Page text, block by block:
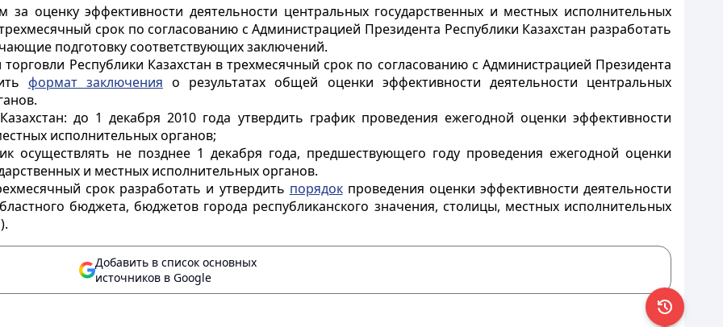
за оценку эффективности деятельности центральных государственных и местных исполнительных
срок по согласованию с Администрацией Президента Республики Казахстан разработать
подготовку соответствующих заключений.
Республики Казахстан в трехмесячный срок по согласованию с Администрацией Президента
формат заключения о результатах общей оценки эффективности деятельности центральных
до 1 декабря 2010 года утвердить график проведения ежегодной оценки эффективности
исполнительных органов;
осуществлять не позднее 1 декабря года, предшествующего году проведения ежегодной оценки
и местных исполнительных органов.
срок разработать и утвердить порядокпроведения оценки эффективности деятельности
бюджета, бюджетов города республиканского значения, столицы, местных исполнительных
Добавить в список основных
источников в Google